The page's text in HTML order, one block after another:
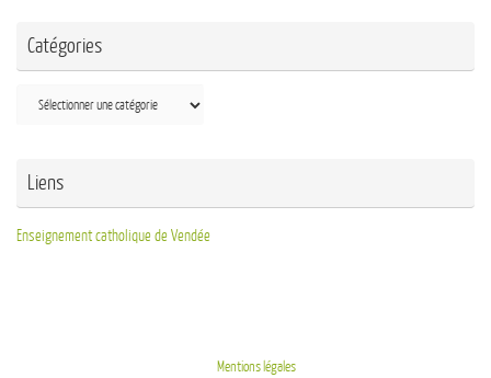
Catégories
Liens
Enseignement catholique de Vendée
Mentions légales